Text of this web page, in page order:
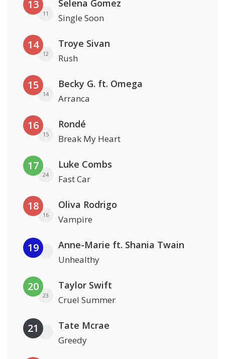
13
11
Selena Gomez
Single Soon
14
12
Troye Sivan
Rush
15
14
Becky G. ft. Omega
Arranca
16
15
Rondé
Break My Heart
17
24
Luke Combs
Fast Car
18
16
Oliva Rodrigo
Vampire
19 Anne-Marie ft. Shania Twain
Unhealthy
20
23
Taylor Swift
Cruel Summer
21 Tate Mcrae
Greedy